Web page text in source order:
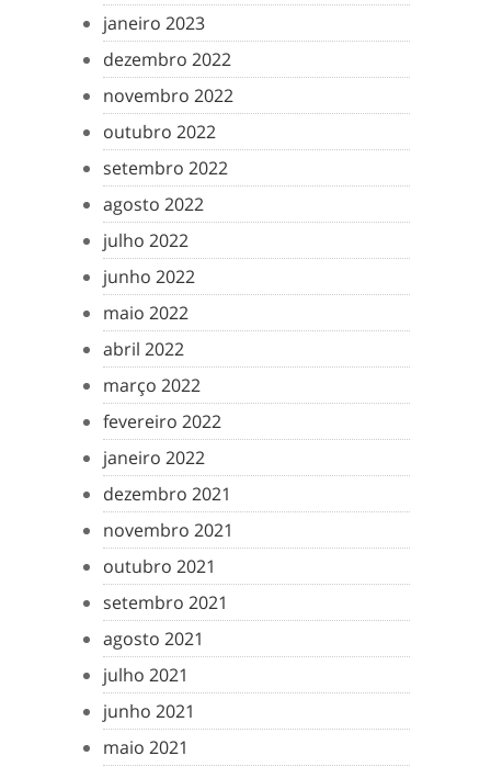
janeiro 2023
dezembro 2022
novembro 2022
outubro 2022
setembro 2022
agosto 2022
julho 2022
junho 2022
maio 2022
abril 2022
março 2022
fevereiro 2022
janeiro 2022
dezembro 2021
novembro 2021
outubro 2021
setembro 2021
agosto 2021
julho 2021
junho 2021
maio 2021